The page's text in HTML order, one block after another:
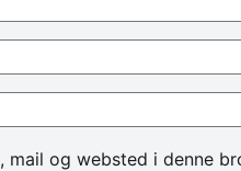
mail og websted i denne